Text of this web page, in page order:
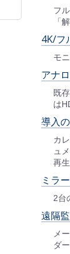
フ
「
4K/フ
モ
アナ
既
は
導入
カ
ュ
再
ミラ
2台
遠隔
メ
ダ